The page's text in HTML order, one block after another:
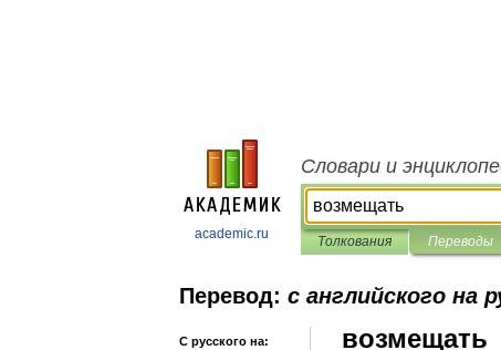
academic.ru
Словари и
Толкования Переводы
Перевод: с английского на
С русского на: возмещать